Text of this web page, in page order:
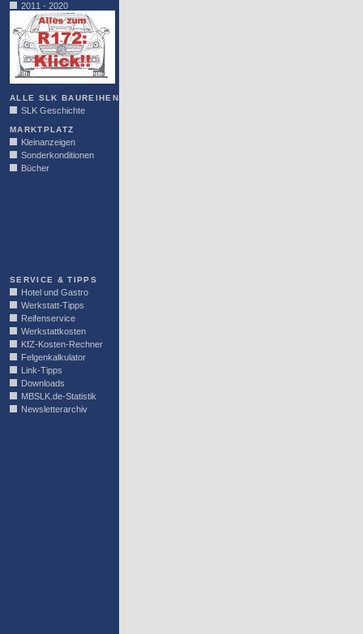
2011 - 2020
ALLE SLK BAUREIHEN
SLK Geschichte
MARKTPLATZ
Kleinanzeigen
Sonderkonditionen
Bücher
SERVICE & TIPPS
Hotel und Gastro
Werkstatt-Tipps
Reifenservice
Werkstattkosten
KfZ-Kosten-Rechner
Felgenkalkulator
Link-Tipps
Downloads
MBSLK.de-Statistik
Newsletterarchiv